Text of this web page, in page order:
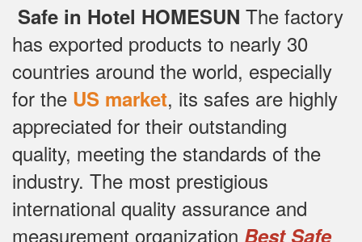
Safe in Hotel HOMESUN The factory
has exported products to nearly 30
countries around the world, especially
for the US market, its safes are highly
appreciated for their outstanding
quality, meeting the standards of the
industry. The most prestigious
international quality assurance and
measurement organization Best Safe